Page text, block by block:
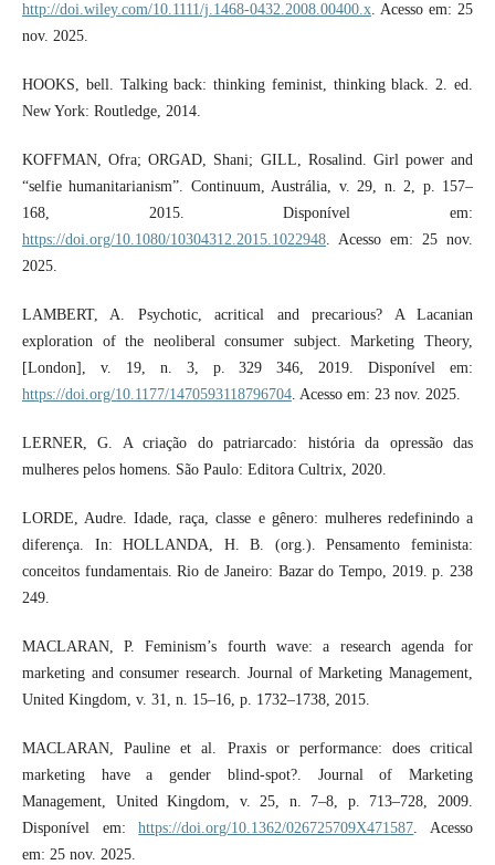
http://doi.wiley.com/10.1111/j.1468-0432.2008.00400.x. Acesso em: 25
nov. 2025.
HOOKS, bell. Talking back: thinking feminist, thinking black. 2. ed.
New York: Routledge, 2014.
KOFFMAN, Ofra; ORGAD, Shani; GILL, Rosalind. Girl power and
“selfie humanitarianism”. Continuum, Austrália, v. 29, n. 2, p. 157–
168, 2015. Disponível em:
https://doi.org/10.1080/10304312.2015.1022948. Acesso em: 25 nov.
2025.
LAMBERT, A. Psychotic, acritical and precarious? A Lacanian
exploration of the neoliberal consumer subject. Marketing Theory,
[London], v. 19, n. 3, p. 329 346, 2019. Disponível em:
https://doi.org/10.1177/1470593118796704. Acesso em: 23 nov. 2025.
LERNER, G. A criação do patriarcado: história da opressão das
mulheres pelos homens. São Paulo: Editora Cultrix, 2020.
LORDE, Audre. Idade, raça, classe e gênero: mulheres redefinindo a
diferença. In: HOLLANDA, H. B. (org.). Pensamento feminista:
conceitos fundamentais. Rio de Janeiro: Bazar do Tempo, 2019. p. 238
249.
MACLARAN, P. Feminism’s fourth wave: a research agenda for
marketing and consumer research. Journal of Marketing Management,
United Kingdom, v. 31, n. 15–16, p. 1732–1738, 2015.
MACLARAN, Pauline et al. Praxis or performance: does critical
marketing have a gender blind-spot?. Journal of Marketing
Management, United Kingdom, v. 25, n. 7–8, p. 713–728, 2009.
Disponível em:https://doi.org/10.1362/026725709X471587. Acesso
em: 25 nov. 2025.